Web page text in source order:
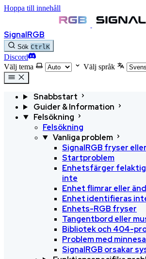
Hoppa till innehåll
SignalRGB
Sök CtrlK
Discord
Välj tema
Välj språk
Snabbstart
Guider & Information
Felsökning
Felsökning
Vanliga problem
SignalRGB fryser
Startproblem
Enhetsfärger
inte
Enhet flimrar eller
Enhet identifieras
Enhets-RGB fryser
Tangentbord eller
Bibliotek och 404-
Problem med
SignalRGB orsakar